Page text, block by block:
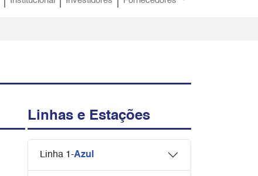
Linhas e Estações
Linha 1-Azul